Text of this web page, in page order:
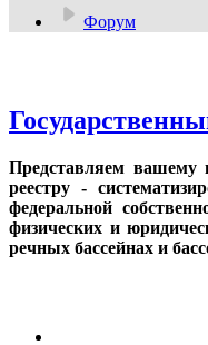
Форум
Представляем вашему
реестру -
федеральной
физических и
речных бассейнах и